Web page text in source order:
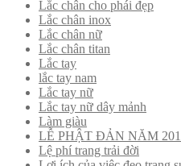
Lắc chân cho phái đẹp
Lắc chân inox
Lắc chân nữ
Lắc chân titan
Lắc tay
lắc tay nam
Lắc tay nữ
Lắc tay nữ dây mảnh
Làm giàu
LỄ PHẬT ĐẢN NĂM
Lệ phí trang trải đời